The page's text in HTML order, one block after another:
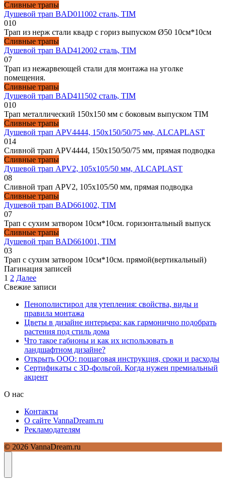
Сливные трапы
Душевой трап BAD011002 сталь, TIM
010
Трап из нерж стали квадр с гориз выпуском Ø50 10см*10см
Сливные трапы
Душевой трап BAD412002 сталь, TIM
07
Трап из нежарвеющей стали для монтажа на уголке
помещения.
Сливные трапы
Душевой трап BAD411502 сталь, TIM
010
Трап металлический 150х150 мм с боковым выпуском TIM
Сливные трапы
Душевой трап APV4444, 150х150/50/75 мм, ALCAPLAST
014
Сливной трап APV4444, 150х150/50/75 мм, прямая подводка
Сливные трапы
Душевой трап APV2, 105х105/50 мм, ALCAPLAST
08
Сливной трап APV2, 105х105/50 мм, прямая подводка
Сливные трапы
Душевой трап BAD661002, TIM
07
Трап с сухим затвором 10см*10см. горизонтальный выпуск
Сливные трапы
Душевой трап BAD661001, TIM
03
Трап с сухим затвором 10см*10см. прямой(вертикальный)
Пагинация записей
1 2 Далее
Свежие записи
Пенополистирол для утепления: свойства, виды и
правила монтажа
Цветы в дизайне интерьера: как гармонично подобрать
растения под стиль дома
Что такое габионы и как их использовать в
ландшафтном дизайне?
Открыть ООО: пошаговая инструкция, сроки и расходы
Сертификаты с 3D-фольгой. Когда нужен премиальный
акцент
О нас
Контакты
О сайте VannaDream.ru
Рекламодателям
© 2026 VannaDream.ru